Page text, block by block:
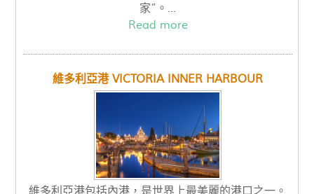
家”。...
Read more
維多利亞港 VICTORIA INNER HARBOUR
維多利亞港包括內港，是世界上最美麗的港口之一。